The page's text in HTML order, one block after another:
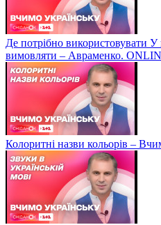
Де потрібно використовувати
вимовляти – Авраменко.
Колоритні назви кольорів –